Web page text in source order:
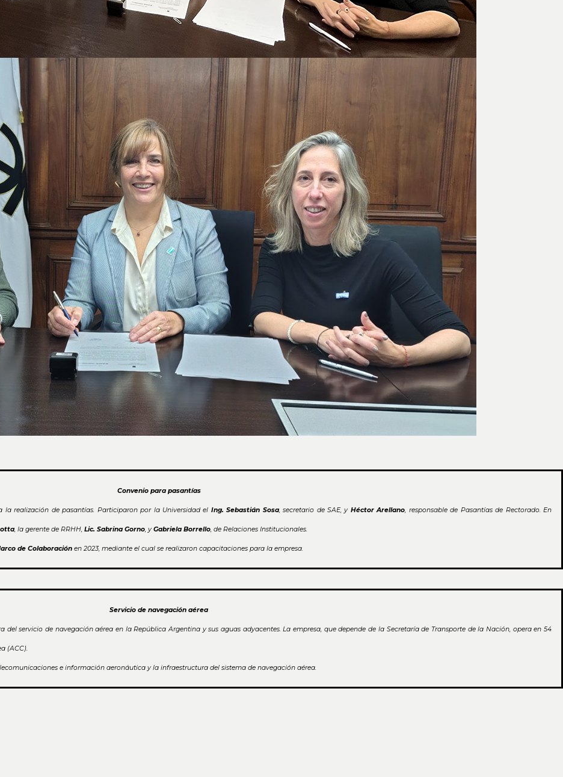
Convenio para pasantías
la realización de pasantías. Participaron por la Universidad el Ing. Sebastián Sosa, secretario de SAE, y Héctor Arellano, responsable de Pasantías de Rectorado. En
, la gerente de RRHH, Lic. Sabrina Gorno, y Gabriela Borrello, de Relaciones Institucionales.
de Colaboración en 2023, mediante el cual se realizaron capacitaciones para la empresa.
Servicio de navegación aérea
del servicio de navegación aérea en la República Argentina y sus aguas adyacentes. La empresa, que depende de la Secretaría de Transporte de la Nación, opera en 54
(ACC).
e información aeronáutica y la infraestructura del sistema de navegación aérea.